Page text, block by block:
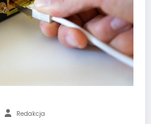
Redakcja